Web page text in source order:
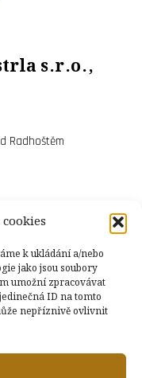
k ukládání a/nebo
jako jsou soubory
umožní zpracovávat
ID na tomto
nepříznivě ovlivnit
s.r.o.,
Radhoštěm